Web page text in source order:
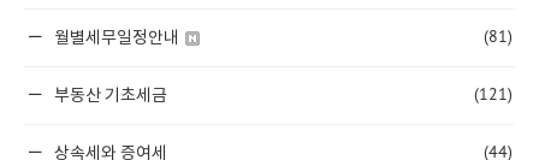
월별세무일정안내 (81)
부동산 기초세금 (121)
상속세와 증여세 (44)